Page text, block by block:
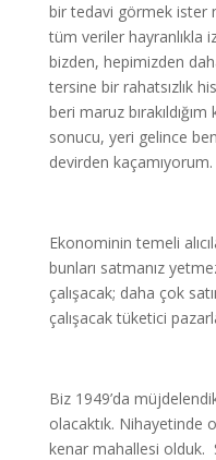
bir tedavi görmek ister
tüm veriler hayranlıkla
bizden, hepimizden
tersine bir rahatsızlık
beri maruz
sonucu, yeri gelince
devirden kaçamıyorum.
Ekonominin temeli
bunları satmanız
çalışacak; daha çok
çalışacak tüketici
Biz 1949’da
olacaktık. Nihayetinde
kenar mahallesi olduk.